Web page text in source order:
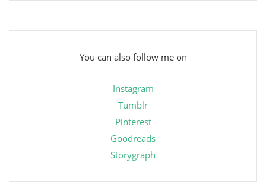
You can also follow me on
Instagram
Tumblr
Pinterest
Goodreads
Storygraph